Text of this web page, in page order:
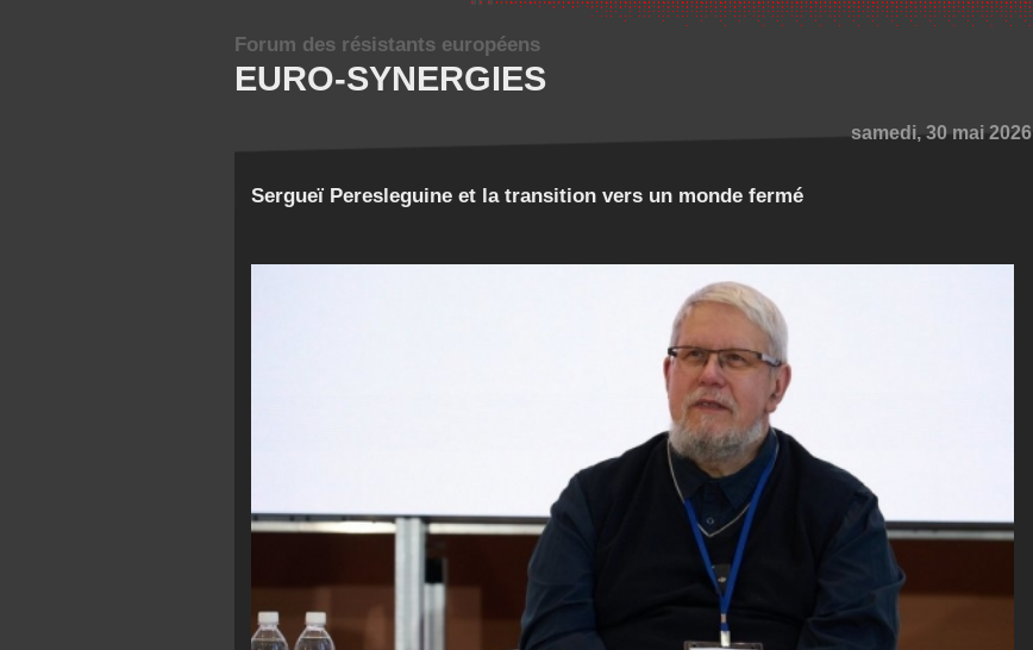
EURO-SYNERGIES
Forum des résistants européens
samedi, 30 mai 2026
Sergueï Peresleguine et la transition vers un monde fermé